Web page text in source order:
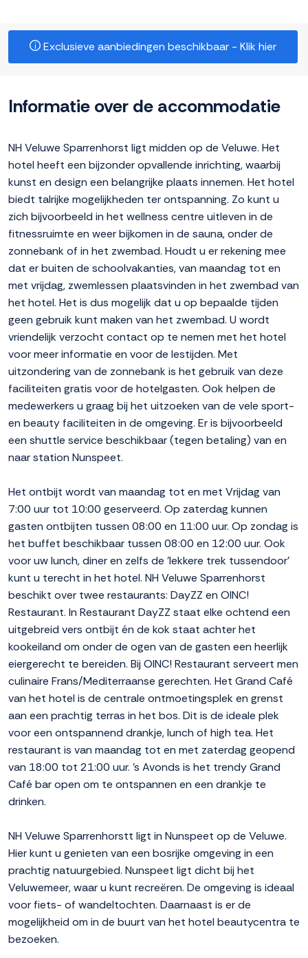
Exclusieve aanbiedingen beschikbaar - Klik hier
Informatie over de accommodatie
NH Veluwe Sparrenhorst ligt midden op de Veluwe. Het
hotel heeft een bijzonder opvallende inrichting, waarbij
kunst en design een belangrijke plaats innemen. Het hotel
biedt talrijke mogelijkheden ter ontspanning. Zo kunt u
zich bijvoorbeeld in het wellness centre uitleven in de
fitnessruimte en weer bijkomen in de sauna, onder de
zonnebank of in het zwembad. Houdt u er rekening mee
dat er buiten de schoolvakanties, van maandag tot en
met vrijdag, zwemlessen plaatsvinden in het zwembad van
het hotel. Het is dus mogelijk dat u op bepaalde tijden
geen gebruik kunt maken van het zwembad. U wordt
vriendelijk verzocht contact op te nemen met het hotel
voor meer informatie en voor de lestijden. Met
uitzondering van de zonnebank is het gebruik van deze
faciliteiten gratis voor de hotelgasten. Ook helpen de
medewerkers u graag bij het uitzoeken van de vele sport-
en beauty faciliteiten in de omgeving. Er is bijvoorbeeld
een shuttle service beschikbaar (tegen betaling) van en
naar station Nunspeet.
Het ontbijt wordt van maandag tot en met Vrijdag van
7:00 uur tot 10:00 geserveerd. Op zaterdag kunnen
gasten ontbijten tussen 08:00 en 11:00 uur. Op zondag is
het buffet beschikbaar tussen 08:00 en 12:00 uur. Ook
voor uw lunch, diner en zelfs de 'lekkere trek tussendoor'
kunt u terecht in het hotel. NH Veluwe Sparrenhorst
beschikt over twee restaurants: DayZZ en OINC!
Restaurant. In Restaurant DayZZ staat elke ochtend een
uitgebreid vers ontbijt én de kok staat achter het
kookeiland om onder de ogen van de gasten een heerlijk
eiergerecht te bereiden. Bij OINC! Restaurant serveert men
culinaire Frans/Mediterraanse gerechten. Het Grand Café
van het hotel is de centrale ontmoetingsplek en grenst
aan een prachtig terras in het bos. Dit is de ideale plek
voor een ontspannend drankje, lunch of high tea. Het
restaurant is van maandag tot en met zaterdag geopend
van 18:00 tot 21:00 uur. ’s Avonds is het trendy Grand
Café bar open om te ontspannen en een drankje te
drinken.
NH Veluwe Sparrenhorstt ligt in Nunspeet op de Veluwe.
Hier kunt u genieten van een bosrijke omgeving in een
prachtig natuurgebied. Nunspeet ligt dicht bij het
Veluwemeer, waar u kunt recreëren. De omgeving is ideaal
voor fiets- of wandeltochten. Daarnaast is er de
mogelijkheid om in de buurt van het hotel beautycentra te
bezoeken.